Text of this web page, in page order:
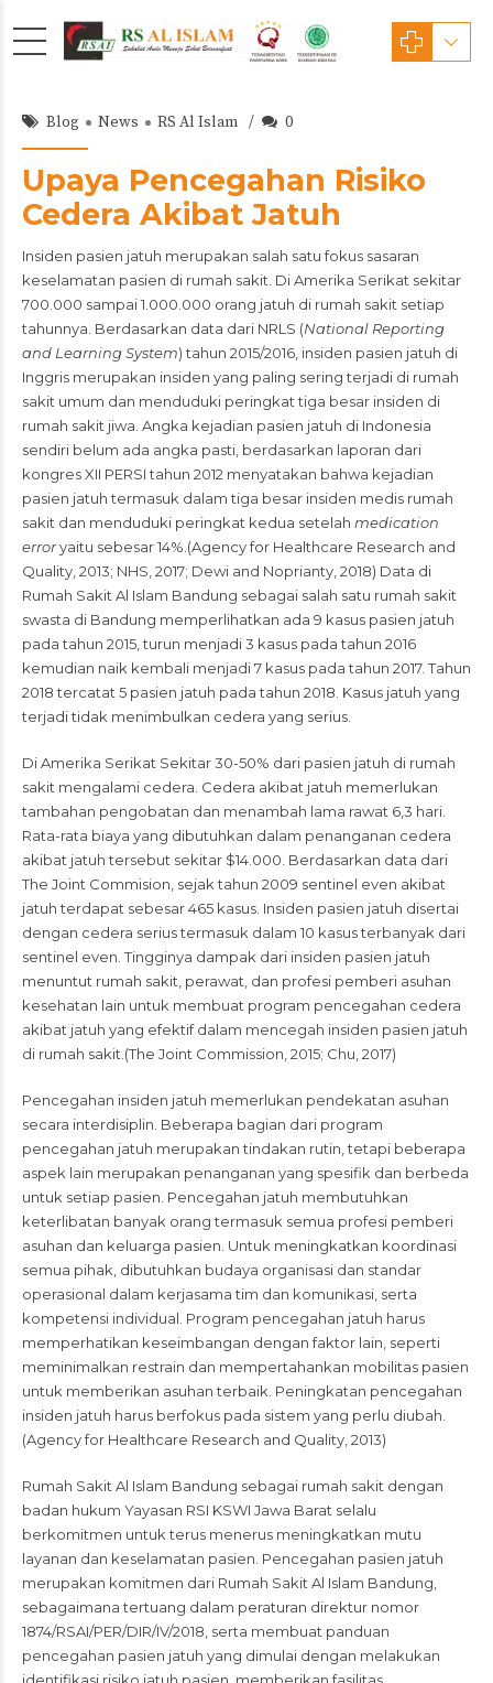
Blog News RS Al Islam 0
Upaya Pencegahan Risiko
Cedera Akibat Jatuh
Insiden pasien jatuh merupakan salah satu fokus sasaran
keselamatan pasien di rumah sakit. Di Amerika Serikat sekitar
700.000 sampai 1.000.000 orang jatuh di rumah sakit setiap
tahunnya. Berdasarkan data dari NRLS (National Reporting
and Learning System) tahun 2015/2016, insiden pasien jatuh di
Inggris merupakan insiden yang paling sering terjadi di rumah
sakit umum dan menduduki peringkat tiga besar insiden di
rumah sakit jiwa. Angka kejadian pasien jatuh di Indonesia
sendiri belum ada angka pasti, berdasarkan laporan dari
kongres XII PERSI tahun 2012 menyatakan bahwa kejadian
pasien jatuh termasuk dalam tiga besar insiden medis rumah
sakit dan menduduki peringkat kedua setelah medication
erroryaitu sebesar 14%.(Agency for Healthcare Research and
Quality, 2013; NHS, 2017; Dewi and Noprianty, 2018) Data di
Rumah Sakit Al Islam Bandung sebagai salah satu rumah sakit
swasta di Bandung memperlihatkan ada 9 kasus pasien jatuh
pada tahun 2015, turun menjadi 3 kasus pada tahun 2016
kemudian naik kembali menjadi 7 kasus pada tahun 2017. Tahun
2018 tercatat 5 pasien jatuh pada tahun 2018. Kasus jatuh yang
terjadi tidak menimbulkan cedera yang serius.
Di Amerika Serikat Sekitar 30-50% dari pasien jatuh di rumah
sakit mengalami cedera. Cedera akibat jatuh memerlukan
tambahan pengobatan dan menambah lama rawat 6,3 hari.
Rata-rata biaya yang dibutuhkan dalam penanganan cedera
akibat jatuh tersebut sekitar $14.000. Berdasarkan data dari
The Joint Commision, sejak tahun 2009 sentinel even akibat
jatuh terdapat sebesar 465 kasus. Insiden pasien jatuh disertai
dengan cedera serius termasuk dalam 10 kasus terbanyak dari
sentinel even. Tingginya dampak dari insiden pasien jatuh
menuntut rumah sakit, perawat, dan profesi pemberi asuhan
kesehatan lain untuk membuat program pencegahan cedera
akibat jatuh yang efektif dalam mencegah insiden pasien jatuh
di rumah sakit.(The Joint Commission, 2015; Chu, 2017)
Pencegahan insiden jatuh memerlukan pendekatan asuhan
secara interdisiplin. Beberapa bagian dari program
pencegahan jatuh merupakan tindakan rutin, tetapi beberapa
aspek lain merupakan penanganan yang spesifik dan berbeda
untuk setiap pasien. Pencegahan jatuh membutuhkan
keterlibatan banyak orang termasuk semua profesi pemberi
asuhan dan keluarga pasien. Untuk meningkatkan koordinasi
semua pihak, dibutuhkan budaya organisasi dan standar
operasional dalam kerjasama tim dan komunikasi, serta
kompetensi individual. Program pencegahan jatuh harus
memperhatikan keseimbangan dengan faktor lain, seperti
meminimalkan restrain dan mempertahankan mobilitas pasien
untuk memberikan asuhan terbaik. Peningkatan pencegahan
insiden jatuh harus berfokus pada sistem yang perlu diubah.
(Agency for Healthcare Research and Quality, 2013)
Rumah Sakit Al Islam Bandung sebagai rumah sakit dengan
badan hukum Yayasan RSI KSWI Jawa Barat selalu
berkomitmen untuk terus menerus meningkatkan mutu
layanan dan keselamatan pasien. Pencegahan pasien jatuh
merupakan komitmen dari Rumah Sakit Al Islam Bandung,
sebagaimana tertuang dalam peraturan direktur nomor
1874/RSAI/PER/DIR/IV/2018, serta membuat panduan
pencegahan pasien jatuh yang dimulai dengan melakukan